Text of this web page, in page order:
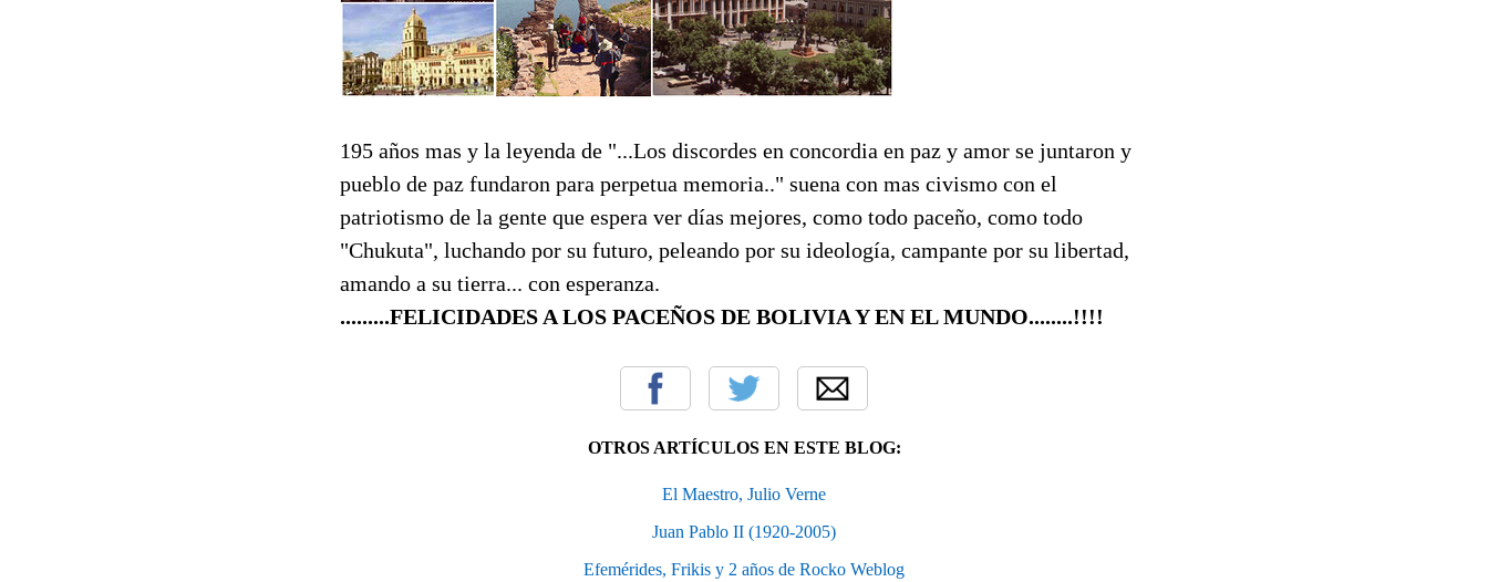
195 años mas y la leyenda de "...Los discordes en concordia en paz y amor se juntaron y
pueblo de paz fundaron para perpetua memoria.." suena con mas civismo con el
patriotismo de la gente que espera ver días mejores, como todo paceño, como todo
"Chukuta", luchando por su futuro, peleando por su ideología, campante por su libertad,
amando a su tierra... con esperanza.
.........FELICIDADES A LOS PACEÑOS DE BOLIVIA Y EN EL MUNDO........!!!!
OTROS ARTÍCULOS EN ESTE BLOG:
El Maestro, Julio Verne
Juan Pablo II (1920-2005)
Efemérides, Frikis y 2 años de Rocko Weblog